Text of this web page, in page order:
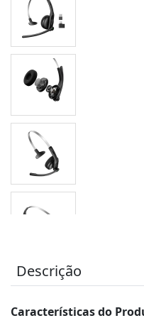
Descrição
Características do